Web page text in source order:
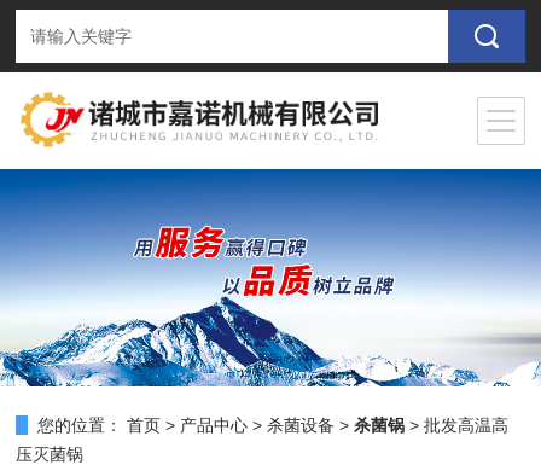
您的位置： 首页 > 产品中心 >杀菌设备 >杀菌锅 > 批发高温高
压灭菌锅